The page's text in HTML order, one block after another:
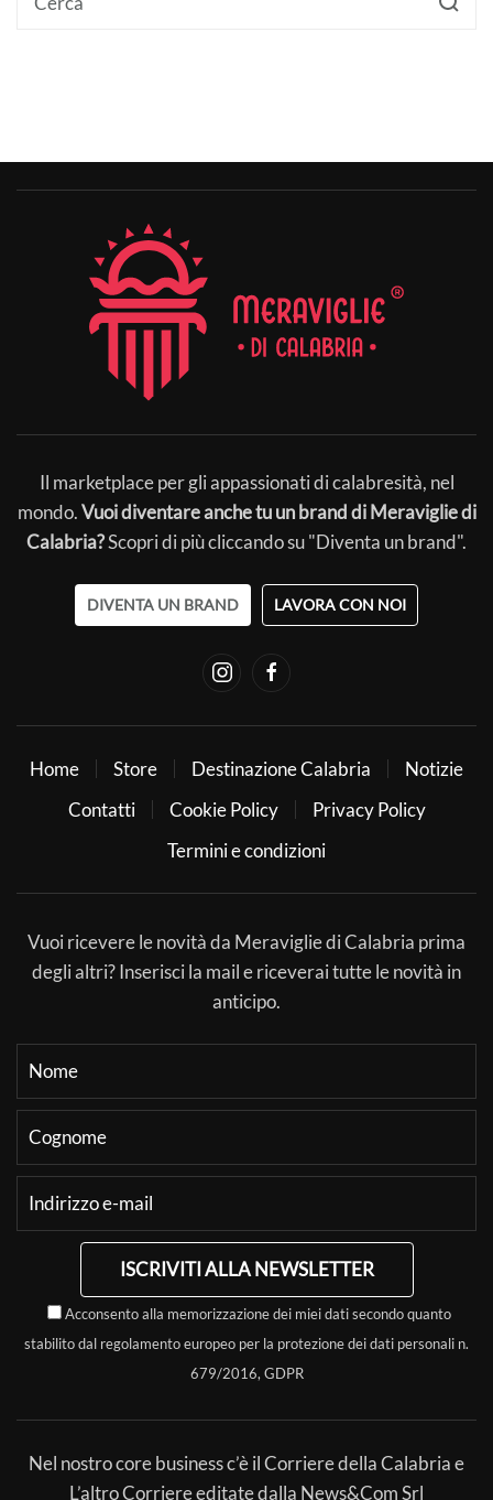
Il marketplace per gli appassionati di calabresità, nel
mondo.Vuoi diventare anche tu un brand di Meraviglie di
Calabria?Scopri di più cliccando su "Diventa un brand".
DIVENTA UN BRAND LAVORA CON NOI
Home Store Destinazione Calabria
Notizie
Contatti
Cookie Policy
Privacy Policy
Termini e condizioni
Vuoi ricevere le novità da Meraviglie di Calabria prima
degli altri? Inserisci la mail e riceverai tutte le novità in
anticipo.
ISCRIVITI ALLA NEWSLETTER
Acconsento alla memorizzazione dei miei dati secondo quanto
stabilito dal regolamento europeo per la protezione dei dati personali n.
679/2016, GDPR
Nel nostro core business c’è il Corriere della Calabria e
L’altro Corriere editate dalla News&Com Srl